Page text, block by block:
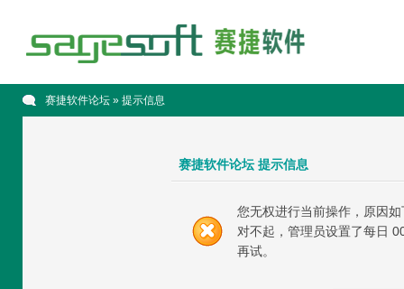
赛捷软件论坛» 提示信息
赛捷软件论坛 提示信息
您无权进行当前操作，原因如
对不起，管理员设置了每日
再试。